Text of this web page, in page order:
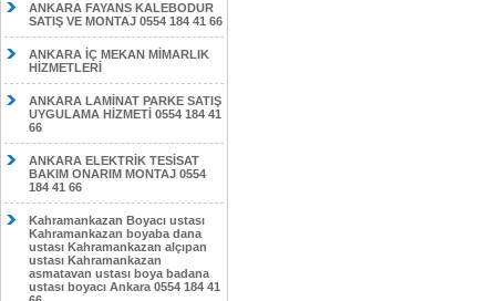
ANKARA FAYANS KALEBODUR
SATIŞ VE MONTAJ 0554 184 41 66
ANKARA İÇ MEKAN MİMARLIK
HİZMETLERİ
ANKARA LAMİNAT PARKE SATIŞ
UYGULAMA HİZMETİ 0554 184 41
66
ANKARA ELEKTRİK TESİSAT
BAKIM ONARIM MONTAJ 0554
184 41 66
Kahramankazan Boyacı ustası
Kahramankazan boyaba dana
ustası Kahramankazan alçıpan
ustası Kahramankazan
asmatavan ustası boya badana
ustası boyacı Ankara 0554 184 41